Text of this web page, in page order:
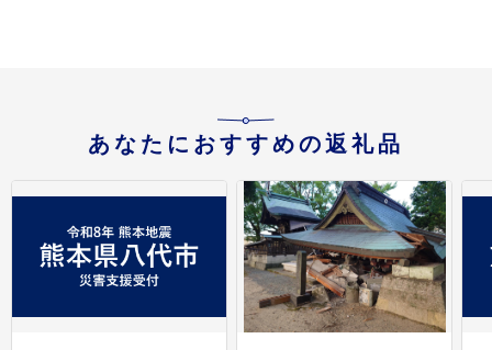
あなたにおすすめの返礼品